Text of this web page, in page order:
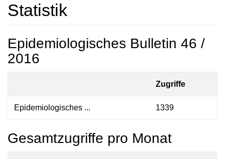
Statistik
Epidemiologisches Bulletin 46 /
2016
Zugriffe
Epidemiologisches ... 1339
Gesamtzugriffe pro Monat